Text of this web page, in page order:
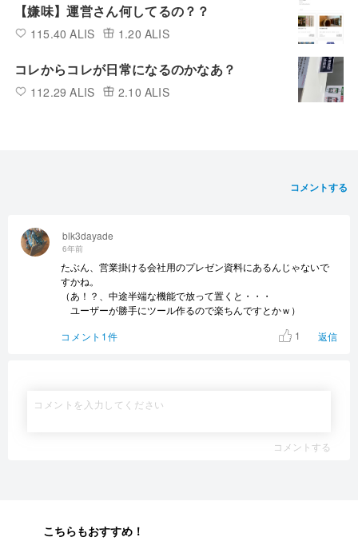
【嫌味】運営さん何してるの？？
115.40 ALIS 1.20 ALIS
コレからコレが日常になるのかなあ？
112.29 ALIS 2.10 ALIS
コメントする
blk3dayade
6年前
たぶん、営業掛ける会社用のプレゼン資料にあるんじゃないで
すかね。
（あ！？、中途半端な機能で放って置くと・・・
ユーザーが勝手にツール作るので楽ちんですとかｗ）
コメント1件
1 返信
コメントする
こちらもおすすめ！